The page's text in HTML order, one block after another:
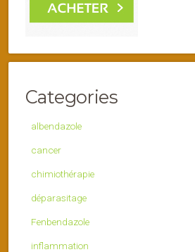
Categories
albendazole
cancer
chimiothérapie
déparasitage
Fenbendazole
inflammation